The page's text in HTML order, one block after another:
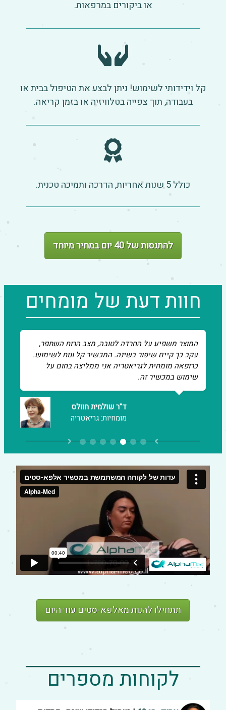
או ביקורים במרפאות.
קל וידידותי לשימוש! ניתן לבצע את הטיפול בבית או
בעבודה, תוך צפייה בטלוויזיה או בזמן קריאה.
כולל 5 שנות אחריות, הדרכה ותמיכה טכנית.
להתנסות של 40 יום במחיר מיוחד
חוות דעת של מומחים
ד"ר אלון אשמן
מומחיות: פסיכיאטריה
פרופ' ניקולס דניאל רייס
מומחיות: כירורגיה אורתופדית
המוצר משפיע על החרדה לטובה, מצב הרוח השתפר, עקב
כך קיים שיפור בשינה. המכשיר קל ונוח לשימוש. כרופאה
מומחית לגריאטריה אני ממליצה בחום על שימוש במכשיר
זה.
ד"ר שולמית חוולס
מומחיות: גריאטריה
פרופ' שמואל פנחס
לשעבר- בית החולים הדסה
ד"ר תמר אנה אדהאן
ד"ר בורס ציטרינבאום
מומחיות: גריאטריה, גריאטריה שיקומית